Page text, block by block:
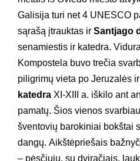
Galisija turi net 4 UNESCO
sąrašą įtrauktas ir Santjago
senamiestis ir katedra.
Kompostela buvo trečia
piligrimų vieta po Jeruzalės
katedra XI-XIII a. iškilo ant
pamatų. Šios vienos
šventovių barokiniai bokštai
dangų. Aikštėpriešais
– pėsčiųjų, su dviračiais,